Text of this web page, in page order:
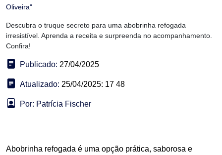
Oliveira"
Descubra o truque secreto para uma abobrinha refogada
irresistível. Aprenda a receita e surpreenda no acompanhamento.
Confira!
Publicado: 27/04/2025
Atualizado: 25/04/2025: 17 48
Por: Patrícia Fischer
Abobrinha refogada é uma opção prática, saborosa e